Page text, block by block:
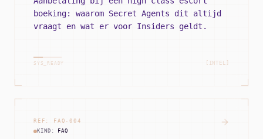
boeking: waarom Secret Agents dit altijd
vraagt en wat er voor Insiders geldt.
SYS_READY [INTEL]
REF: FAQ -004
KIND:
FAQ